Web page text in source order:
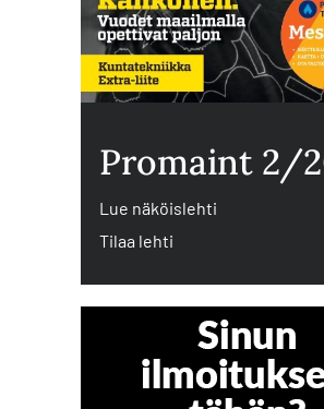
Promaint 2/
Lue näköislehti
Tilaa lehti